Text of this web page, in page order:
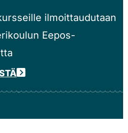
ilmoittaudutaan
Eepos-